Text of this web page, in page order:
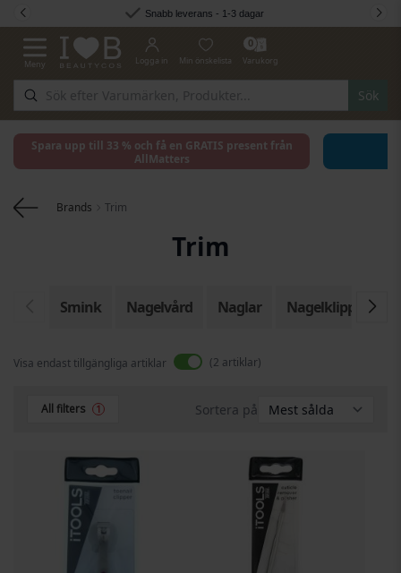
Hoppa till innehållet Snabb leverans - 1-3 dagar
Växla Nav
Meny
Sök
Logga in Min önskelista
0
Varukorg
Spara upp till 33 % och få en GRATIS present från
AllMatters
Brands Trim
Trim
Smink Nagelvård Naglar Nagelklippare
Visa endast tillgängliga artiklar 2 artiklar
All filters 1 Sortera på